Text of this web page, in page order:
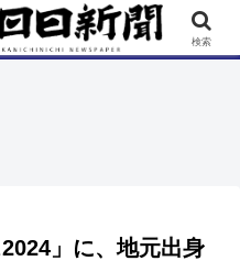
連載 街ネタ イベント
」に、地元出身
検索